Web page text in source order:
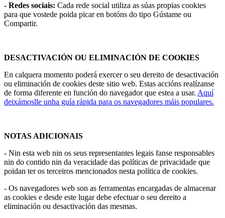
- Redes sociais: Cada rede social utiliza as súas propias cookies
para que vostede poida picar en botóns do tipo Gústame ou
Compartir.
DESACTIVACIÓN OU ELIMINACIÓN DE COOKIES
En calquera momento poderá exercer o seu dereito de desactivación
ou eliminación de cookies deste sitio web. Estas accións realízanse
de forma diferente en función do navegador que estea a usar. Aquí
deixámoslle unha guía rápida para os navegadores máis populares.
NOTAS ADICIONAIS
- Nin esta web nin os seus representantes legais fanse responsables
nin do contido nin da veracidade das políticas de privacidade que
poidan ter os terceiros mencionados nesta política de cookies.
- Os navegadores web son as ferramentas encargadas de almacenar
as cookies e desde este lugar debe efectuar o seu dereito a
eliminación ou desactivación das mesmas.